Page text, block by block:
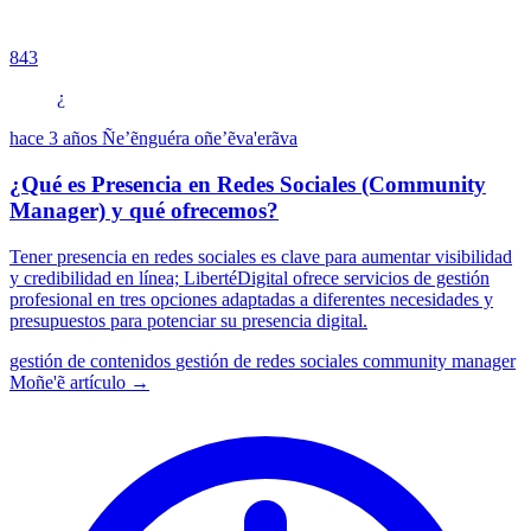
843
¿
hace 3 años Ñe’ẽnguéra oñe’ẽva'erãva
¿Qué es Presencia en Redes Sociales (Community
Manager) y qué ofrecemos?
Tener presencia en redes sociales es clave para aumentar visibilidad
y credibilidad en línea; LibertéDigital ofrece servicios de gestión
profesional en tres opciones adaptadas a diferentes necesidades y
presupuestos para potenciar su presencia digital.
gestión de contenidos gestión de redes sociales community manager
Moñe'ẽ artículo →